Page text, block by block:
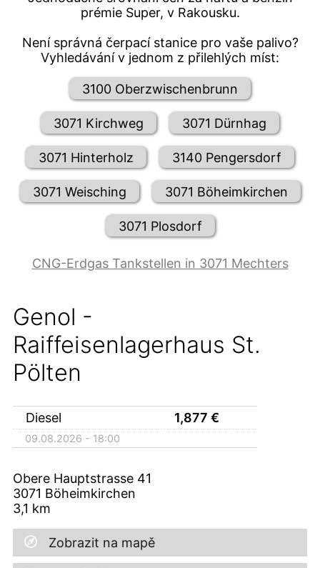
prémie Super, v Rakousku.
Není správná čerpací stanice pro vaše palivo?
Vyhledávání v jednom z přilehlých míst:
3100 Oberzwischenbrunn
3071 Kirchweg 3071 Dürnhag
3071 Hinterholz 3140 Pengersdorf
3071 Weisching 3071 Böheimkirchen
3071 Plosdorf
CNG-Erdgas Tankstellen in 3071 Mechters
Genol -
Raiffeisenlagerhaus St.
Pölten
Diesel 1,877 €
09.08.2026 - 18:00
Obere Hauptstrasse 41
3071 Böheimkirchen
3,1 km
Zobrazit na mapě